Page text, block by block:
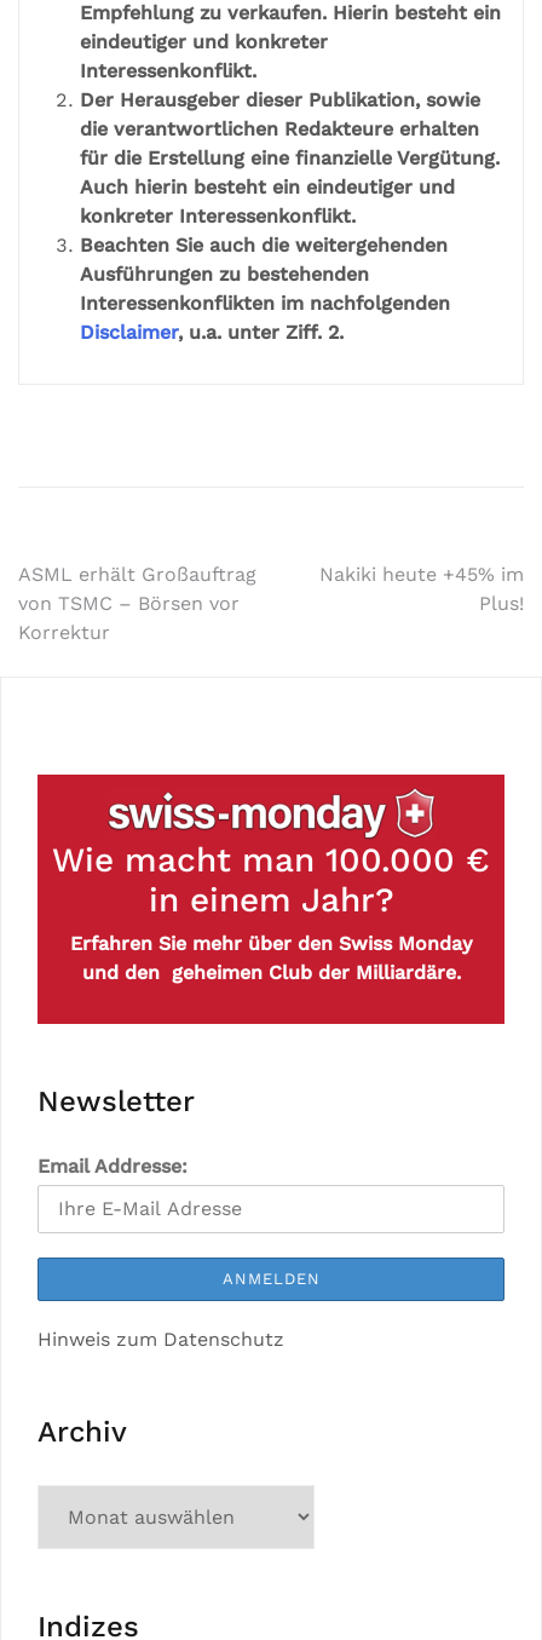
Empfehlung zu verkaufen. Hierin besteht ein
eindeutiger und konkreter
Interessenkonflikt.
Der Herausgeber dieser Publikation, sowie
die verantwortlichen Redakteure erhalten
für die Erstellung eine finanzielle Vergütung.
Auch hierin besteht ein eindeutiger und
konkreter Interessenkonflikt.
Beachten Sie auch die weitergehenden
Ausführungen zu bestehenden
Interessenkonflikten im nachfolgenden
Disclaimer, u.a. unter Ziff. 2.
ASML erhält Großauftrag
von TSMC – Börsen vor
Korrektur
Nakiki heute +45% im
Plus!
Wie macht man 100.000 €
in einem Jahr?
Erfahren Sie mehr über den Swiss Monday
und den geheimen Club der Milliardäre.
Newsletter
Email Addresse:
Hinweis zum Datenschutz
Archiv
Indizes